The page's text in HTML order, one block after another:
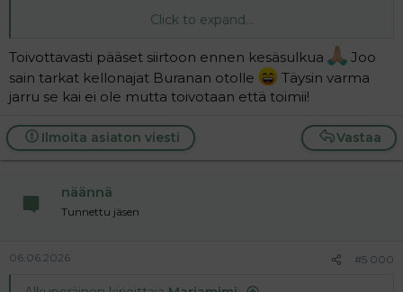
Mäkin tein lääkärin kanssa suunnitelman ja tavoite on
kesäsulkua. Matkustan juhannusaattona Viroon
ottamaan Diphereline-pistoksen (siellä onneksi juhannus
vasta seuraavalla viikolla
) ja saadaan näin toivottavasti
tällä kertaa stressata sen pistämistä, vaan ne hoitaa sen
pistoksen heti klinikalla.
ollut ajatuksissa
Click to expand...
Toivottavasti pääset siirtoon ennen kesäsulkua
Joo
sain tarkat kellonajat Buranan otolle
Täysin varma
jarru se kai ei ole mutta toivotaan että toimii!
Vastaa
Ilmoita asiaton viesti
näännä
Tunnettu jäsen
06.06.2026 #5 000